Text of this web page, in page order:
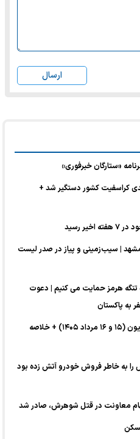
ارسال
«ستارگان خبرفوری»
کراسفیت کشور دستگیر شد +
رسید
| سیب‌زمینی و پیاز در صدر لیست
تنگه هرمز حمایت می کنیم | دعوت
به پاکستان
فیلم‌های سینمایی آخر هفته تلویزیون (۱۵ و ۱۶ مرداد ۱۴۰۵) + خلاصه
به خاطر فروش خودرو آتش زده بود
معاونت در قتل شوهرش، صادر شد